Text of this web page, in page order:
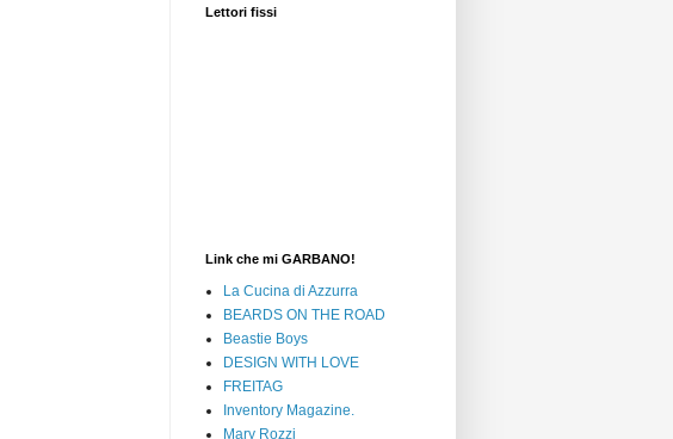
Lettori fissi
Link che mi GARBANO!
La Cucina di Azzurra
BEARDS ON THE ROAD
Beastie Boys
DESIGN WITH LOVE
FREITAG
Inventory Magazine.
Mary Rozzi